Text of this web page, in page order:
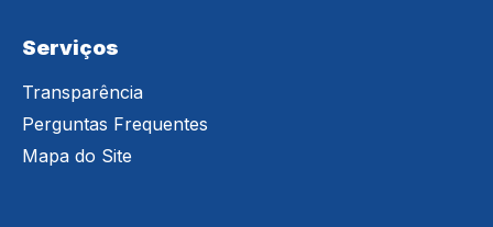
Serviços
Transparência
Perguntas Frequentes
Mapa do Site